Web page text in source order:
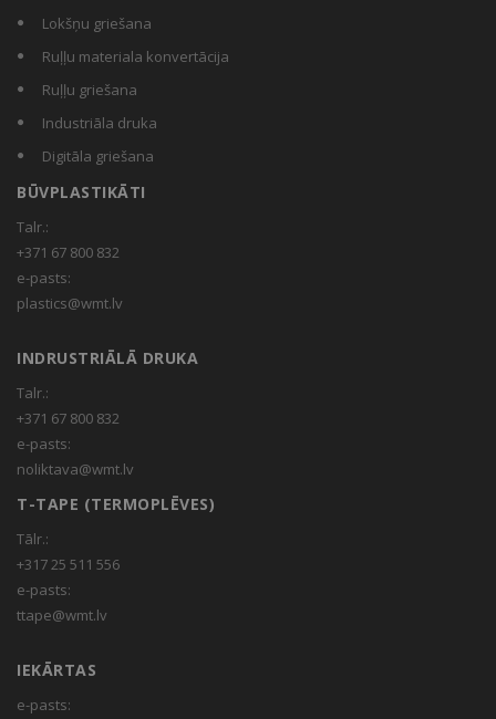
Lokšņu griešana
Ruļļu materiala konvertācija
Ruļļu griešana
Industriāla druka
Digitāla griešana
BŪVPLASTIKĀTI
Talr.:
+371 67 800 832
e-pasts:
plastics@wmt.lv
INDRUSTRIĀLĀ DRUKA
Talr.:
+371 67 800 832
e-pasts:
noliktava@wmt.lv
T-TAPE (TERMOPLĒVES)
Tālr.:
+317 25 511 556
e-pasts:
ttape@wmt.lv
IEKĀRTAS
e-pasts: